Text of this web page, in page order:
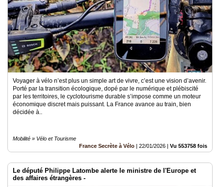
Voyager à vélo n’est plus un simple art de vivre, c’est une vision d’avenir.
Porté par la transition écologique, dopé par le numérique et plébiscité
par les territoires, le cyclotourisme durable s’impose comme un moteur
économique discret mais puissant. La France avance au train, bien
décidée à..
Mobilité » Vélo et Tourisme
France Secrète à Vélo | 22/01/2026 | Vu 553758 fois
Le député Philippe Latombe alerte le ministre de l'Europe et
des affaires étrangères -